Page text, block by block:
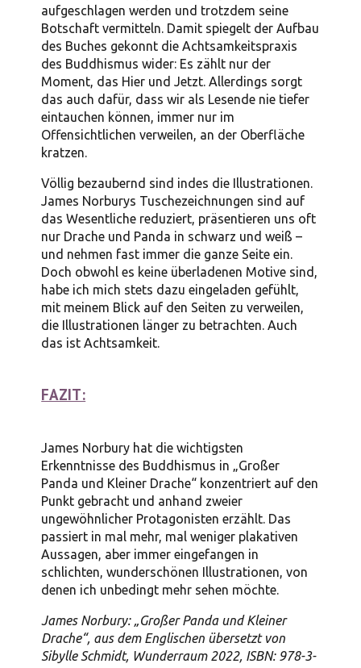
aufgeschlagen werden und trotzdem seine
Botschaft vermitteln. Damit spiegelt der Aufbau
des Buches gekonnt die Achtsamkeitspraxis
des Buddhismus wider: Es zählt nur der
Moment, das Hier und Jetzt. Allerdings sorgt
das auch dafür, dass wir als Lesende nie tiefer
eintauchen können, immer nur im
Offensichtlichen verweilen, an der Oberfläche
kratzen.
Völlig bezaubernd sind indes die Illustrationen.
James Norburys Tuschezeichnungen sind auf
das Wesentliche reduziert, präsentieren uns oft
nur Drache und Panda in schwarz und weiß –
und nehmen fast immer die ganze Seite ein.
Doch obwohl es keine überladenen Motive sind,
habe ich mich stets dazu eingeladen gefühlt,
mit meinem Blick auf den Seiten zu verweilen,
die Illustrationen länger zu betrachten. Auch
das ist Achtsamkeit.
FAZIT:
James Norbury hat die wichtigsten
Erkenntnisse des Buddhismus in „Großer
Panda und Kleiner Drache“ konzentriert auf den
Punkt gebracht und anhand zweier
ungewöhnlicher Protagonisten erzählt. Das
passiert in mal mehr, mal weniger plakativen
Aussagen, aber immer eingefangen in
schlichten, wunderschönen Illustrationen, von
denen ich unbedingt mehr sehen möchte.
James Norbury: „Großer Panda und Kleiner
Drache“, aus dem Englischen übersetzt von
Sibylle Schmidt, Wunderraum 2022, ISBN: 978-3-